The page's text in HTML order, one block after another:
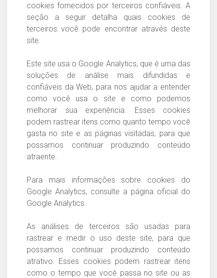
cookies fornecidos por terceiros confiáveis. A
seção a seguir detalha quais cookies de
terceiros você pode encontrar através deste
site.
Este site usa o Google Analytics, que é uma das
soluções de análise mais difundidas e
confiáveis da Web, para nos ajudar a entender
como você usa o site e como podemos
melhorar sua experiência. Esses cookies
podem rastrear itens como quanto tempo você
gasta no site e as páginas visitadas, para que
possamos continuar produzindo conteúdo
atraente.
Para mais informações sobre cookies do
Google Analytics, consulte a página oficial do
Google Analytics.
As análises de terceiros são usadas para
rastrear e medir o uso deste site, para que
possamos continuar produzindo conteúdo
atrativo. Esses cookies podem rastrear itens
como o tempo que você passa no site ou as